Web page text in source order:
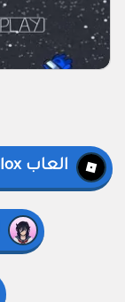
العاب Roblox